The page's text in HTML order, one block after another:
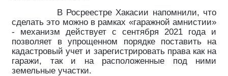
В Росреестре Хакасии напомнили, что
сделать это можно в рамках «гаражной амнистии»
- механизм действует с сентября 2021 года и
позволяет в упрощенном порядке поставить на
кадастровый учет и зарегистрировать права как на
гаражи, так и на расположенные под ними
земельные участки.